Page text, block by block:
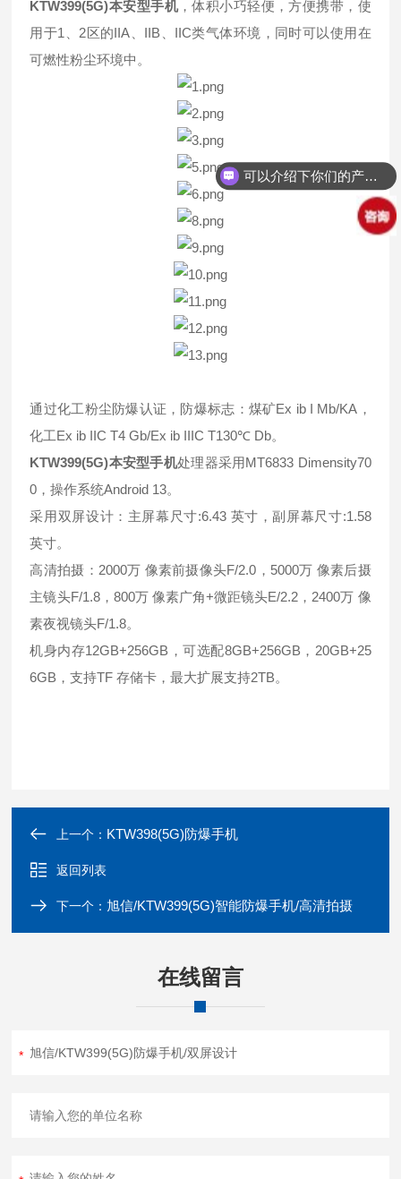
KTW399(5G)本安型手机，体积小巧轻便，方便携带，使
用于1、2区的IIA、IIB、IIC类气体环境，同时可以使用在
可燃性粉尘环境中。
通过化工粉尘防爆认证，防爆标志：煤矿Ex ib I Mb/KA，
化工Ex ib IIC T4 Gb/Ex ib IIIC T130℃ Db。
KTW399(5G)本安型手机处理器采用MT6833 Dimensity70
0，操作系统Android 13。
采用双屏设计：主屏幕尺寸:6.43 英寸，副屏幕尺寸:1.58
英寸。
高清拍摄：2000万 像素前摄像头F/2.0，5000万 像素后摄
主镜头F/1.8，800万 像素广角+微距镜头E/2.2，2400万 像
素夜视镜头F/1.8。
机身内存12GB+256GB，可选配8GB+256GB，20GB+25
6GB，支持TF 存储卡，最大扩展支持2TB。
上一个： KTW398(5G)防爆手机
返回列表
下一个： 旭信/KTW399(5G)智能防爆手机/高清拍摄
在线留言
可以介绍下你们的产品么？